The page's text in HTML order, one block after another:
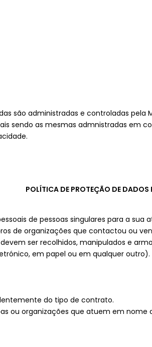
são administradas e controladas
sendo as mesmas admnistradas em
POLÍTICA DE PROTEÇÃO DE DADOS
de pessoas singulares para a
de organizações que contactou ou
ser recolhidos, manipulados e
em papel ou em qualquer outro).
do tipo de contrato.
organizações que atuem em nome do